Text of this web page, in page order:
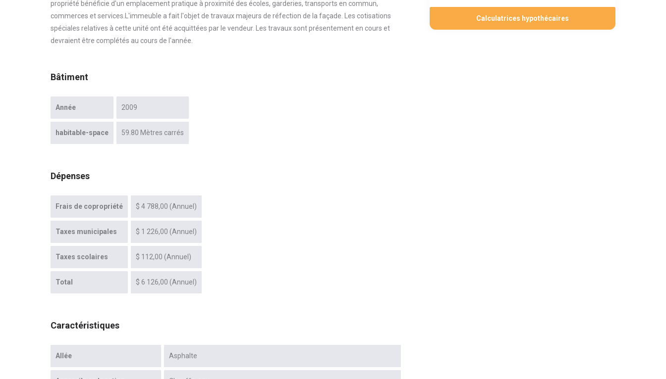
propriété bénéficie d'un emplacement pratique à proximité des écoles, garderies, transports en commun,
commerces et services.L'immeuble a fait l'objet de travaux majeurs de réfection de la façade. Les cotisations
spéciales relatives à cette unité ont été acquittées par le vendeur. Les travaux sont présentement en cours et
devraient être complétés au cours de l'année.
Bâtiment
Année 2009
habitable-space 59.80 Mètres carrés
Dépenses
Frais de copropriété $ 4 788,00 (Annuel)
Taxes municipales $ 1 226,00 (Annuel)
Taxes scolaires $ 112,00 (Annuel)
Total $ 6 126,00 (Annuel)
Caractéristiques
Allée Asphalte
Calculatrices hypothécaires